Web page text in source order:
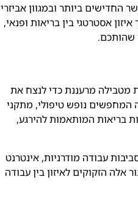
החדישים ביותר ובמגוון אביזרי
אסטרטגי בין בריאות ופנאי,
שהותכם.
מטבילה מרעננת כדי לנצח את
נופש טיפולי, מתקני
בריאות המותאמות להירגע,
עבודה מודרניות, אינטרנט
אלה הזקוקים לאיזון בין עבודה